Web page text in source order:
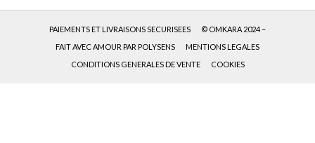
PAIEMENTS ET LIVRAISONS SECURISEES
© OMKARA 2024 –
FAIT AVEC AMOUR PAR POLYSENS
MENTIONS LEGALES
CONDITIONS GENERALES DE VENTE
COOKIES